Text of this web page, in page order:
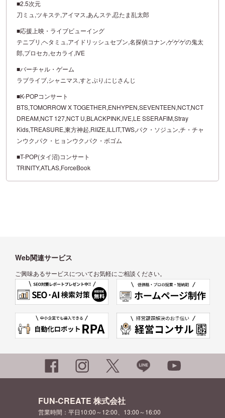
■2.5次元
刀ミュ,ツキステ,アイマス,あんステ,忍たま乱太郎
■応援上映・ライブビューイング
テニプリ,ヘタミュ,アイドリッシュセブン,名探偵コナン,ゲゲゲの鬼太
郎,プロセカ,セカライ,IVE
■バーチャル・ゲーム
ラブライブ,シャニマス,すとぷり,にじさんじ
■K-POPコンサート
BTS,TOMORROW X TOGETHER,ENHYPEN,SEVENTEEN,NCT,NCT
DREAM,NCT 127,NCT U,BLACKPINK,IVE,LE SSERAFIM,Stray
Kids,TREASURE,東方神起,RIIZE,ILLIT,TWS,パク・ソジュン,チ・チャ
ンウク,パク・ヒョンウク,パク・ボゴム
■T-POP(タイ沼)コンサート
TRINITY,ATLAS,ForceBook
Web関連サービス
ご興味あるサービスについてお気軽にご相談ください。
FUN-CREATE 株式会社
営業時間：平日10:00～12:00、13:00～16:00